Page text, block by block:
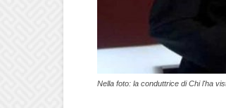
Nella foto: la conduttrice di Chi l'ha